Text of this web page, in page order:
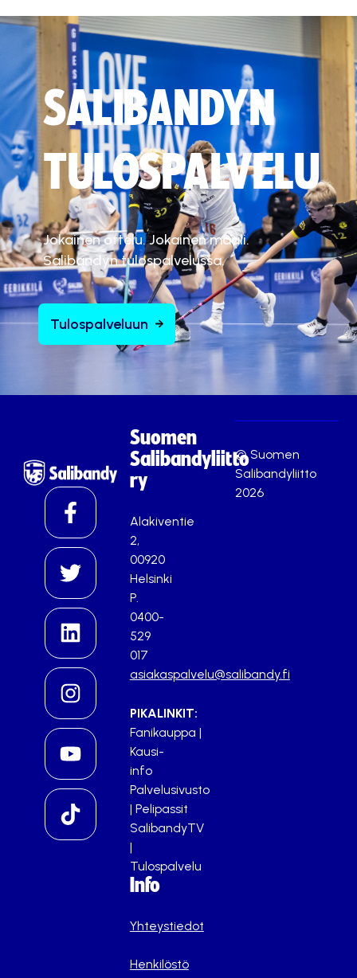
SALIBANDYN
TULOSPALVELU
Jokainen ottelu. Jokainen maali.
Salibandyn tulospalvelussa.
Tulospalveluun
Suomen
Salibandyliitto
ry
Alakiventie
2,
00920
Helsinki
P.
0400-
529
017
asiakaspalvelu@salibandy.fi
PIKALINKIT:
Fanikauppa |
Kausi-
info
Palvelusivusto
| Pelipassit
SalibandyTV
|
Tulospalvelu
Info
Yhteystiedot
Henkilöstö
© Suomen
Salibandyliitto
2026